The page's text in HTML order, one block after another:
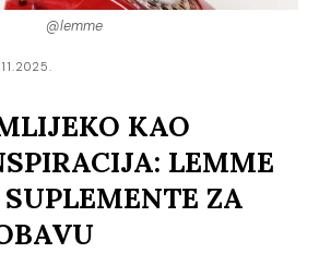
@lemme
KAO
LEMME
ZA